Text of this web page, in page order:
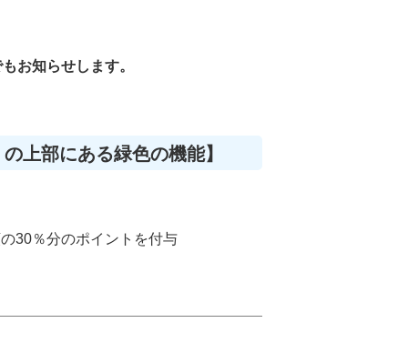
お知らせします。
上部にある緑色の機能】
30％分のポイントを付与